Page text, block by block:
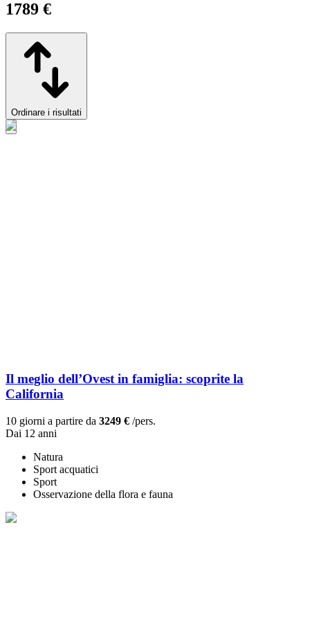
1789 €
Ordinare i risultati
Il meglio dell’Ovest in famiglia: scoprite la
California
10 giorni a partire da 3249 € /pers.
Dai 12 anni
Natura
Sport acquatici
Sport
Osservazione della flora e fauna